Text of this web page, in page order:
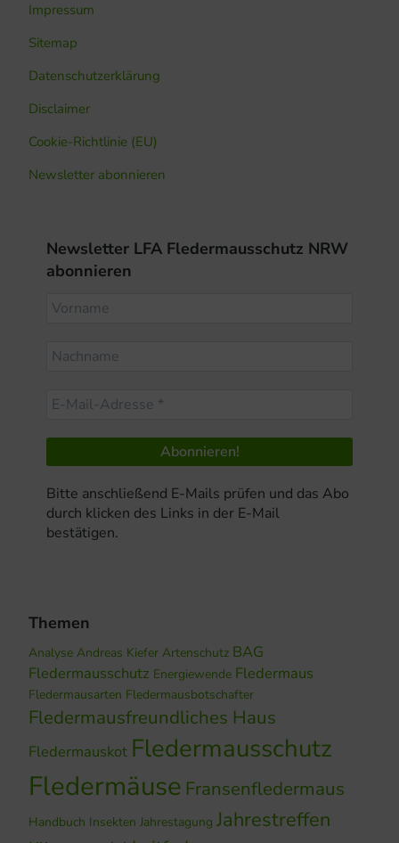
Impressum
Sitemap
Datenschutzerklärung
Disclaimer
Cookie-Richtlinie (EU)
Newsletter abonnieren
Newsletter LFA Fledermausschutz NRW
abonnieren
Bitte anschließend E-Mails prüfen und das Abo
durch klicken des Links in der E-Mail
bestätigen.
Themen
Analyse Andreas Kiefer Artenschutz BAG
Fledermausschutz Energiewende Fledermaus
Fledermausarten Fledermausbotschafter
Fledermausfreundliches Haus
Fledermauskot Fledermausschutz
Fledermäuse Fransenfledermaus
Handbuch Insekten Jahrestagung Jahrestreffen